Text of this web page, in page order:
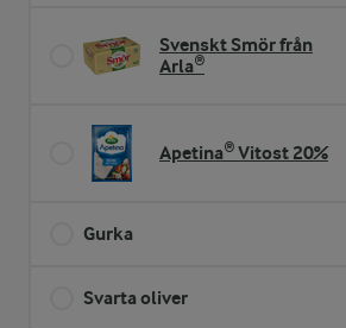
Svenskt Smör från
Arla®
Apetina® Vitost 20%
Gurka
Svarta oliver